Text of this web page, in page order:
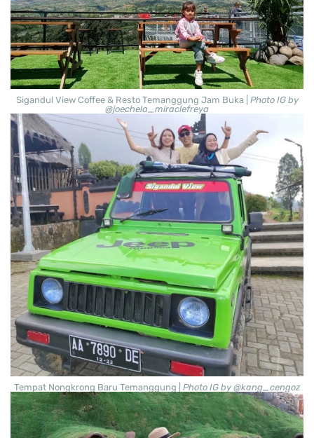
Sigandul View Coffee & Resto Temanggung Jam Buka | Photo IG by
@joechela_miraclefreya
Tempat Nongkrong Baru Temanggung | Photo IG by @kang_cengoz